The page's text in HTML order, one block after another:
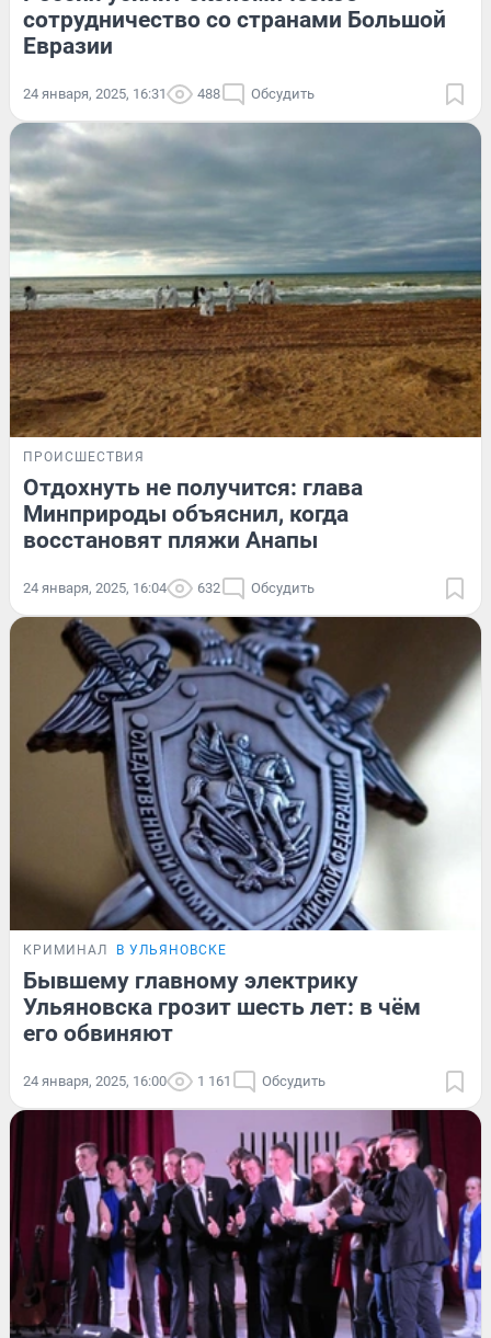
сотрудничество со странами Большой
Евразии
24 января, 2025, 16:31 488 Обсудить
ПРОИСШЕСТВИЯ
Отдохнуть не получится: глава
Минприроды объяснил, когда
восстановят пляжи Анапы
24 января, 2025, 16:04 632 Обсудить
КРИМИНАЛ В УЛЬЯНОВСКЕ
Бывшему главному электрику
Ульяновска грозит шесть лет: в чём
его обвиняют
24 января, 2025, 16:00 1 161 Обсудить